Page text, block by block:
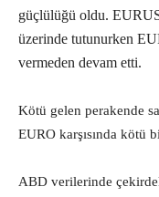
güçlülüğü oldu.
üzerinde tutunurken
vermeden devam etti.
Kötü gelen perakende
EURO karşısında kötü
ABD verilerinde